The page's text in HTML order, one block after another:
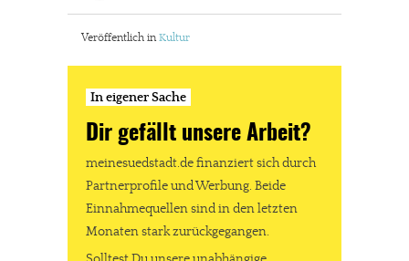
Veröffentlich in Kultur
In eigener Sache
Dir gefällt unsere Arbeit?
meinesuedstadt.de finanziert sich durch
Partnerprofile und Werbung. Beide
Einnahmequellen sind in den letzten
Monaten stark zurückgegangen.